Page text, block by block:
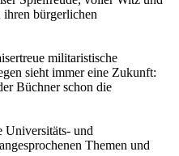
ihren bürgerlichen
militaristische
sieht immer eine Zukunft:
Büchner schon die
Universitäts- und
Themen und